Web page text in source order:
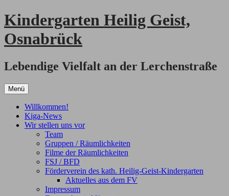
Zum
Inhalt
springen
Kindergarten Heilig Geist,
Osnabrück
Lebendige Vielfalt an der Lerchenstraße
Menü
Willkommen!
Kiga-News
Wir stellen uns vor
Team
Gruppen / Räumlichkeiten
Filme der Räumlichkeiten
FSJ / BFD
Förderverein des kath. Heilig-Geist-Kindergarten
Aktuelles aus dem FV
Impressum